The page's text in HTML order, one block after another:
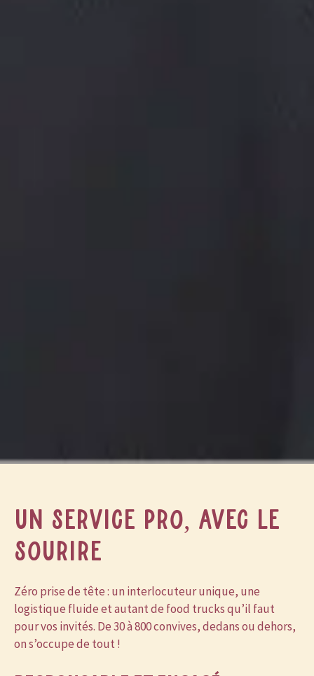
Un service pro, avec le
sourire
Zéro prise de tête : un interlocuteur unique, une
logistique fluide et autant de food trucks qu’il faut
pour vos invités. De 30 à 800 convives, dedans ou dehors,
on s’occupe de tout !